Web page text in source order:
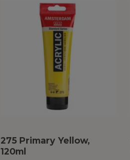
275 Primary Yellow,
120ml